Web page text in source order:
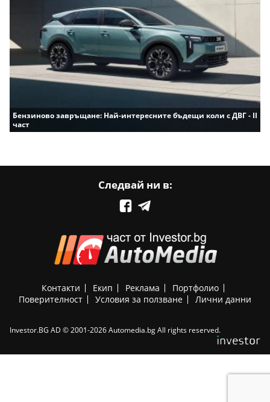
Бензиново завръщане: Най-интересните бъдещи коли с ДВГ - II
част
Следвай ни в:
Контакти Екип Реклама
Портфолио
Поверителност
Условия за ползване Лични данни
Investor.BG AD © 2001-2026 Automedia.bg All rights reserved.